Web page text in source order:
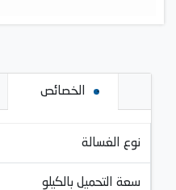
الخصائص
نوع الغسالة
سعة التحميل بالكيلو